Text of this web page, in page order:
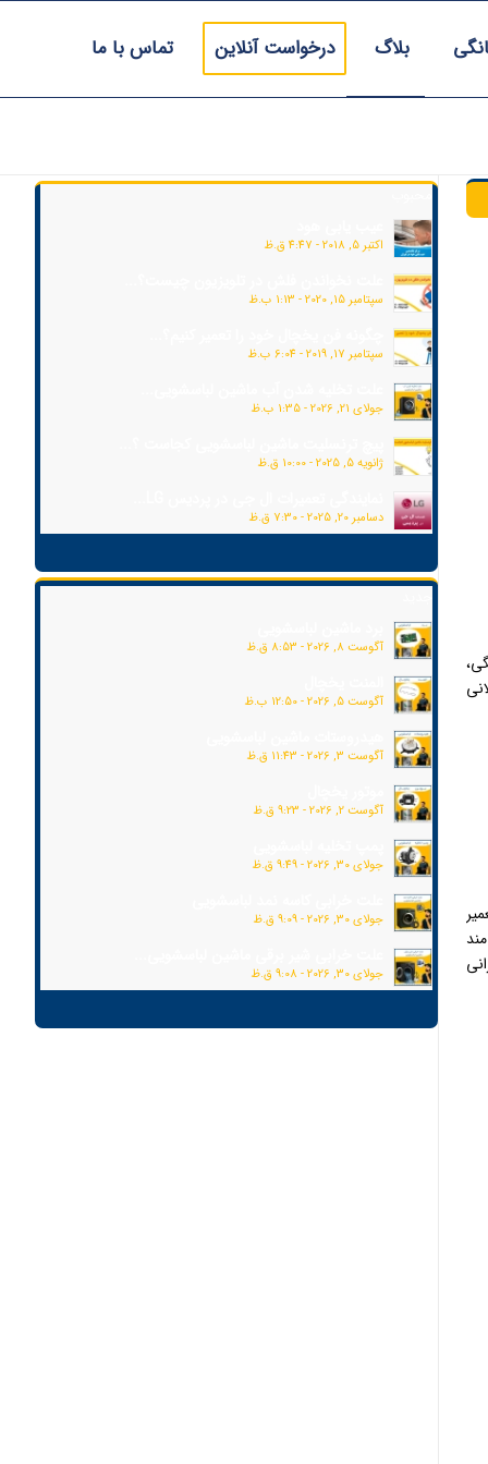
بلاگ درخواست آنلاین تماس با ما
اکتبر 5, 2018 - 4:47 ق.ظ
سپتامبر 15, 2020 - 1:13 ب.ظ
سپتامبر 17, 2019 - 6:04 ب.ظ
جولای 21, 2026 - 1:35 ب.ظ
ژانویه 5, 2025 - 10:00 ق.ظ
دسامبر 20, 2025 - 7:30 ق.ظ
آگوست 8, 2026 - 8:53 ق.ظ
آگوست 5, 2026 - 12:50 ب.ظ
آگوست 3, 2026 - 11:43 ق.ظ
آگوست 2, 2026 - 9:23 ق.ظ
جولای 30, 2026 - 9:49 ق.ظ
جولای 30, 2026 - 9:09 ق.ظ
جولای 30, 2026 - 9:08 ق.ظ